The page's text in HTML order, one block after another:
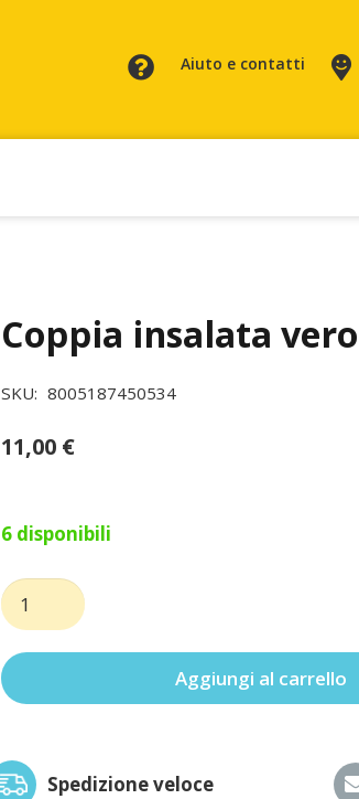
Aiuto e contatti
Coppia insalata
SKU: 8005187450534
11,00 €
6 disponibili
Coppia
insalata
vero
trinacria
Aggiungi al carrello
Spedizione veloce